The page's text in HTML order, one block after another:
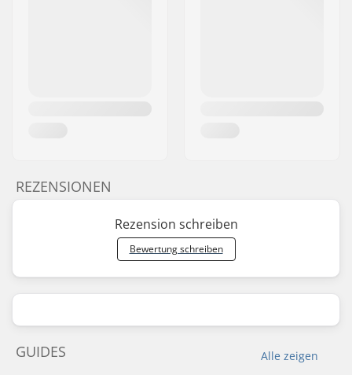
REZENSIONEN
Rezension schreiben
Bewertung schreiben
Alle zeigen
GUIDES